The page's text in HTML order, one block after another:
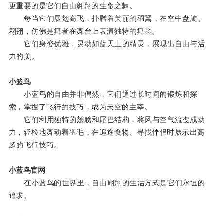
更重要的是它们自由翱翔的生命之舞。
每当它们展翅高飞，扑腾着美丽的羽翼，在空中盘旋、
翱翔，仿佛是舞者在舞台上表演独特的舞蹈。
它们身姿优雅，灵动如蓝天上的精灵，展现出自由与活
力的美。
小篮鸟
小蓝鸟的自由并非偶然，它们通过长时间的锻炼和探
索，掌握了飞行的技巧，成为天空的主宰。
它们利用独特的翅膀和尾巴结构，将风与空气流变成动
力，轻松地舞动着羽毛，在追逐食物、寻找伴侣时展示出高
超的飞行技巧。
小蓝鸟官网
在小蓝鸟的世界里，自由翱翔的生活方式是它们永恒的
追求。